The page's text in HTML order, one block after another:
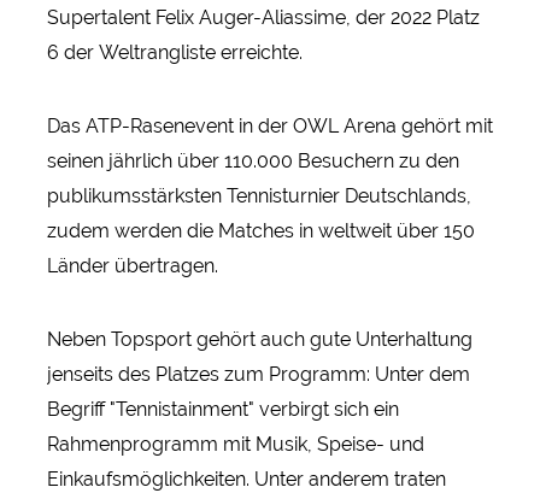
Supertalent Felix Auger-Aliassime, der 2022 Platz
6 der Weltrangliste erreichte.
Das ATP-Rasenevent in der OWL Arena gehört mit
seinen jährlich über 110.000 Besuchern zu den
publikumsstärksten Tennisturnier Deutschlands,
zudem werden die Matches in weltweit über 150
Länder übertragen.
Neben Topsport gehört auch gute Unterhaltung
jenseits des Platzes zum Programm: Unter dem
Begriff "Tennistainment" verbirgt sich ein
Rahmenprogramm mit Musik, Speise- und
Einkaufsmöglichkeiten. Unter anderem traten